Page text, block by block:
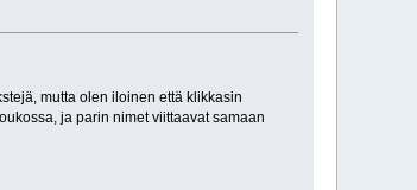
mutta olen iloinen että klikkasin
ja parin nimet viittaavat samaan